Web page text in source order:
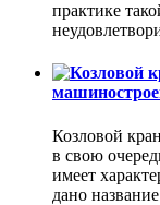
практике
Козловой
в свою
имеет
дано